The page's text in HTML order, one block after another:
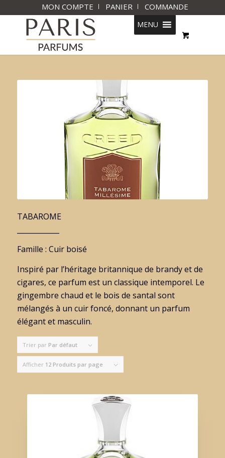
MON COMPTE PANIER COMMANDE
MENU
TABAROME
Famille : Cuir boisé
Inspiré par l’héritage britannique de brandy et de
cigares, ce parfum est un classique intemporel. Le
gingembre chaud et le bois de santal sont
mélangés à un cuir foncé, donnant un parfum
élégant et masculin.
Trier par Par défaut
Afficher 12 Produits par page